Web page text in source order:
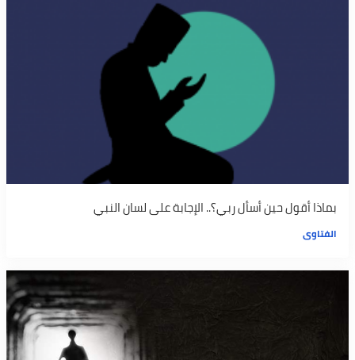
بماذا أقول حين أسأل ربي؟.. الإجابة على لسان النبي
الفتاوى